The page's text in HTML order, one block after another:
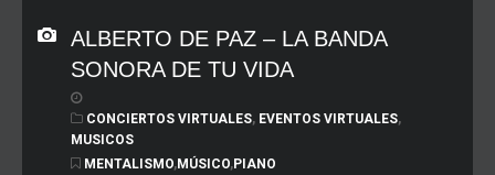
ALBERTO DE PAZ – LA BANDA
SONORA DE TU VIDA
CONCIERTOS VIRTUALES, EVENTOS VIRTUALES,
MUSICOS
MENTALISMO,MÚSICO,PIANO